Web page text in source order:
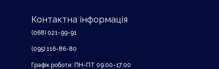
Контактна інформація
(068) 021-99-91
(095) 116-86-80
Графік роботи: ПН-ПТ 09:00-17:00